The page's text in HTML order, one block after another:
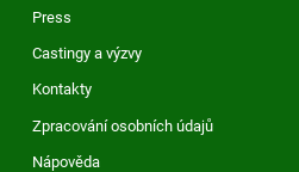
Press
Castingy a výzvy
Kontakty
Zpracování osobních údajů
Nápověda